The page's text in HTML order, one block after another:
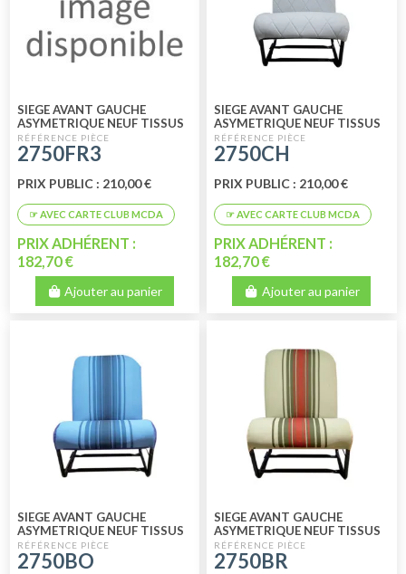
SIEGE AVANT GAUCHE
ASYMETRIQUE NEUF TISSUS
FRANCE 3
2750FR3
PRIX PUBLIC : 210,00 €
PRIX ADHÉRENT :
182,70 €
Ajouter au panier
SIEGE AVANT GAUCHE
ASYMETRIQUE NEUF TISSUS
CHARLESTON
2750CH
PRIX PUBLIC : 210,00 €
PRIX ADHÉRENT :
182,70 €
Ajouter au panier
SIEGE AVANT GAUCHE
ASYMETRIQUE NEUF TISSUS
BLEU RAYE
2750BO
SIEGE AVANT GAUCHE
ASYMETRIQUE NEUF TISSUS
BEIGE RAYE
2750BR